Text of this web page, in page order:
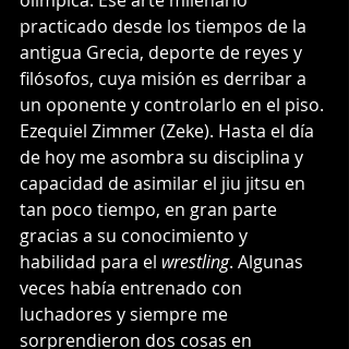
practicado desde los tiempos de la
antigua Grecia, deporte de reyes y
filósofos, cuya misión es derribar a
un oponente y controlarlo en el piso.
Ezequiel Zimmer (Zeke). Hasta el día
de hoy me asombra su disciplina y
capacidad de asimilar el jiu jitsu en
tan poco tiempo, en gran parte
gracias a su conocimiento y
habilidad para el wrestling. Algunas
veces había entrenado con
luchadores y siempre me
sorprendieron dos cosas en